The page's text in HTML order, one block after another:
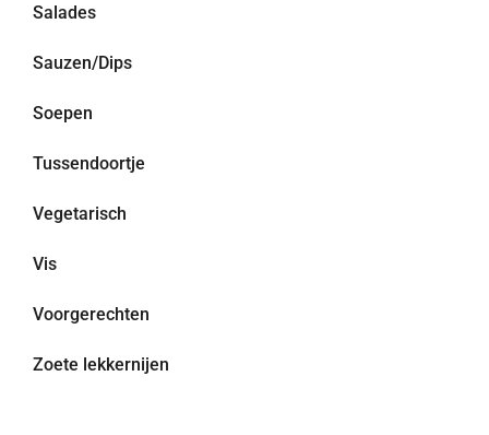
Salades
Sauzen/Dips
Soepen
Tussendoortje
Vegetarisch
Vis
Voorgerechten
Zoete lekkernijen